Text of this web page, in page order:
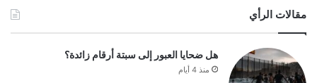
مقالات الرأي
هل ضحايا العبور إلى سبتة أرقام زائدة؟
منذ 4 أيام